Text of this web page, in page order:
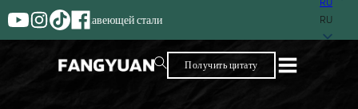
Поставщик с более чем
RU
Получить цитату